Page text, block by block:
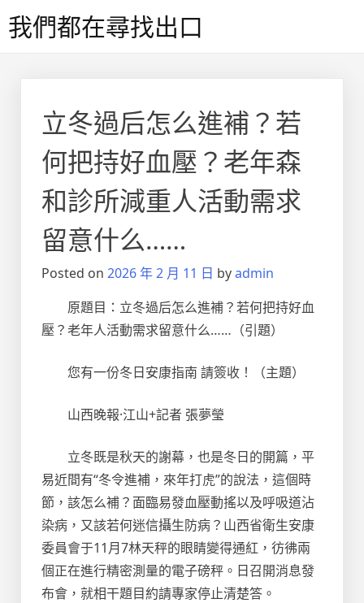
to我們都在尋找出口
立冬過后怎么進補？若
何把持好血壓？老年森
和診所減重人活動需求
留意什么……
Posted on 2026 年 2 月 11 日 byadmin
原題目：立冬過后怎么進補？若何把持好血
壓？老年人活動需求留意什么……（引題）
您有一份冬日安康指南 請簽收！（主題）
山西晚報·江山+記者 張夢瑩
立冬既是秋天的謝幕，也是冬日的開篇，平
易近間有“冬令進補，來年打虎”的說法，這個時
節，該怎么補？面臨易發血壓動搖以及呼吸道沾
染病，又該若何迷信攝生防病？山西省衛生安康
委員會于11月7林天秤的眼睛變得通紅，彷彿兩
個正在進行精密測量的電子磅秤。日召開消息發
布會，就相干題目約請專家停止清楚答。